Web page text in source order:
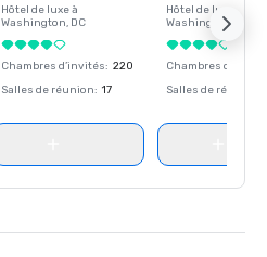
Hôtel de luxe à
Washington, DC
Chambres d’invités: 220
Salles de réunion: 17
Hôtel de luxe à
Washington
Chambres
Salles de réunion